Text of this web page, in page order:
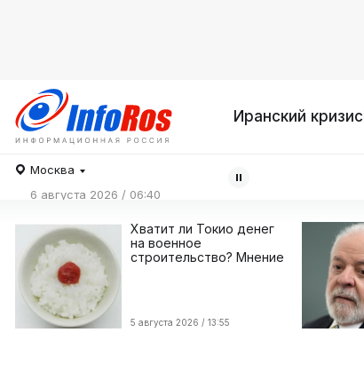
Иранский кризис
Москва
6 августа 2026 / 06:40
Хватит ли Токио денег
на военное
строительство? Мнение
5 августа 2026 / 13:55